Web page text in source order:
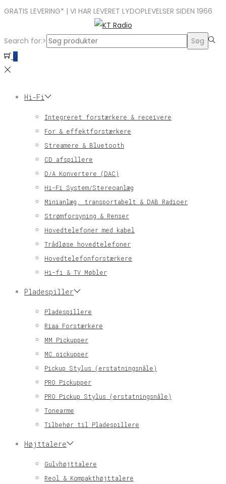
GRATIS LEVERING* | VI HAR LEVERET LYDOPLEVELSER SIDEN 1966
Search for:>
Søg
0
Hi-Fi
Integreret forstærkere & receivere
For & effektforstærkere
Streamere & Bluetooth
CD afspillere
D/A Konvertere (DAC)
Hi-Fi System/Stereoanlæg
Minianlæg, transportabelt & DAB Radioer
Strømforsyning & Renser
Hovedtelefoner med kabel
Trådløse hovedtelefoner
Hovedtelefonforstærkere
Hi-fi & TV Møbler
Pladespiller
Pladespillere
Riaa Forstærkere
MM Pickupper
MC pickupper
Pickup Stylus (erstatningsnåle)
PRO Pickupper
PRO Pickup Stylus (erstatningsnåle)
Tonearme
Tilbehør til Pladespillere
Højttalere
Gulvhøjttalere
Reol & Kompakthøjttalere